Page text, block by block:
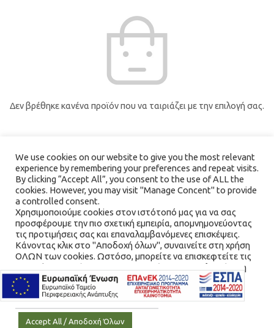
Δεν βρέθηκε κανένα προϊόν που να ταιριάζει με την επιλογή σας.
We use cookies on our website to give you the most relevant
experience by remembering your preferences and repeat visits.
By clicking “Accept All”, you consent to the use of ALL the
cookies. However, you may visit "Manage Concent" to provide
a controlled consent.
Χρησιμοποιούμε cookies στον ιστότοπό μας για να σας
προσφέρουμε την πιο σχετική εμπειρία, απομνημονεύοντας
τις προτιμήσεις σας και επαναλαμβανόμενες επισκέψεις.
Κάνοντας κλικ στο "Αποδοχή όλων", συναινείτε στη χρήση
ΟΛΩΝ των cookies. Ωστόσο, μπορείτε να επισκεφτείτε τις
"Διαχείριση Συνέναισης" για να παράσχετε μια ελεγχόμενη
συγκατάθεση.
Cookie Settings / Ρυθμίσεις Cookies
Accept All / Αποδοχή Όλων